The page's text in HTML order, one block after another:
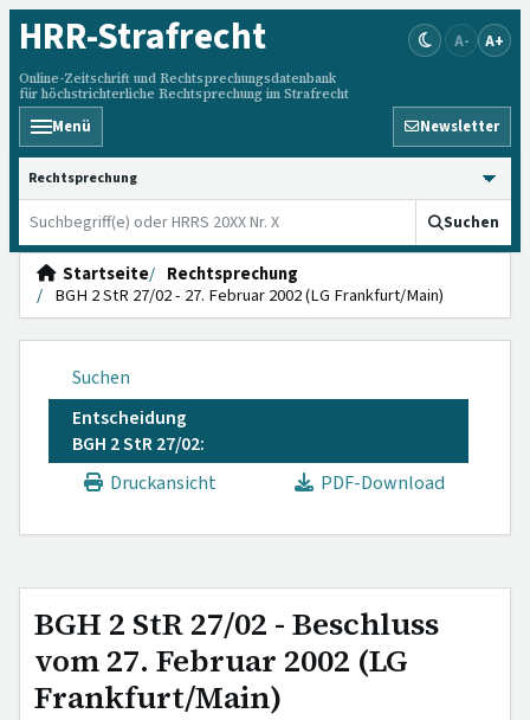
HRR-Strafrecht
Online-Zeitschrift und Rechtsprechungsdatenbank
für höchstrichterliche Rechtsprechung im Strafrecht
A- A+
Menü Newsletter
HRRS durchsuchen
Suchen
Startseite
Rechtsprechung
BGH 2 StR 27/02 - 27. Februar 2002 (LG Frankfurt/Main)
Suchen
Entscheidung
BGH 2 StR 27/02:
Druckansicht
PDF-Download
BGH 2 StR 27/02 - Beschluss
vom 27. Februar 2002 (LG
Frankfurt/Main)